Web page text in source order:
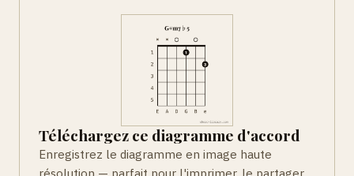
Téléchargez ce diagramme d'accord
Enregistrez le diagramme en image haute
résolution — parfait pour l'imprimer, le partager